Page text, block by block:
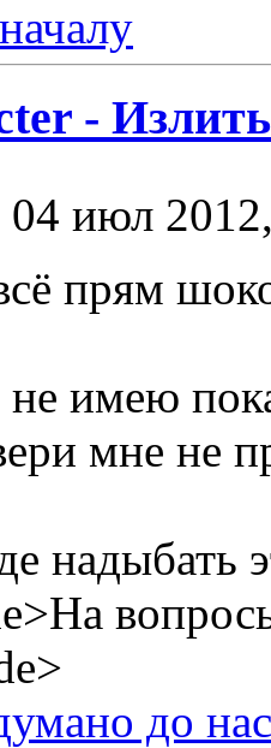
-
июл
прям
не имею
мне не
надыбать
до